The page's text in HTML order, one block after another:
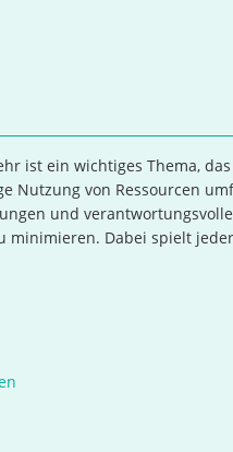
ist ein wichtiges Thema,
Nutzung von Ressourcen
und
minimieren. Dabei spielt